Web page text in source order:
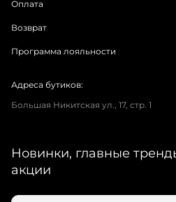
Оплата
Возврат
Программа лояльности
Адреса бутиков:
Большая Никитская ул., 17, стр. 1
Новинки, главные
акции